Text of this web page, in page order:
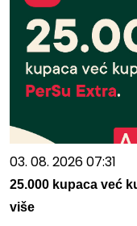
03. 08. 2026 07:31
25.000 kupaca već
više